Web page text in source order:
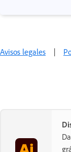
Avisos legales |